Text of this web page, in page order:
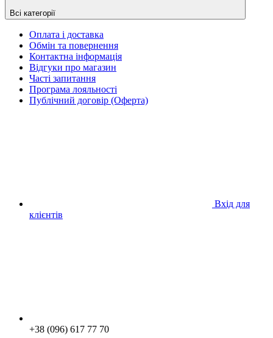
Всі категорії
Оплата і доставка
Обмін та повернення
Контактна інформація
Відгуки про магазин
Часті запитання
Програма лояльності
Публічний договір (Оферта)
Вхід для
клієнтів
+38 (096) 617 77 70